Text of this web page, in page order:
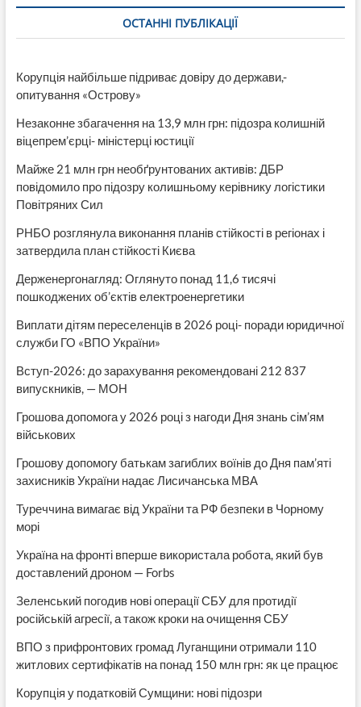
в
Славянске
(Видео)
ОСТАННІ ПУБЛІКАЦІЇ
Корупція найбільше підриває довіру до держави,-
опитування «Острову»
Незаконне збагачення на 13,9 млн грн: підозра колишній
віцепрем’єрці- міністерці юстиції
Майже 21 млн грн необґрунтованих активів: ДБР
повідомило про підозру колишньому керівнику логістики
Повітряних Сил
РНБО розглянула виконання планів стійкості в регіонах і
затвердила план стійкості Києва
Держенергонагляд: Оглянуто понад 11,6 тисячі
пошкоджених об’єктів електроенергетики
Виплати дітям переселенців в 2026 році- поради юридичної
служби ГО «ВПО України»
Вступ-2026: до зарахування рекомендовані 212 837
випускників, — МОН
Грошова допомога у 2026 році з нагоди Дня знань сім’ям
військових
Грошову допомогу батькам загиблих воїнів до Дня пам’яті
захисників України надає Лисичанська МВА
Туреччина вимагає від України та РФ безпеки в Чорному
морі
Україна на фронті вперше використала робота, який був
доставлений дроном — Forbs
Зеленський погодив нові операції СБУ для протидії
російській агресії, а також кроки на очищення СБУ
ВПО з прифронтових громад Луганщини отримали 110
житлових сертифікатів на понад 150 млн грн: як це працює
Корупція у податковій Сумщини: нові підозри